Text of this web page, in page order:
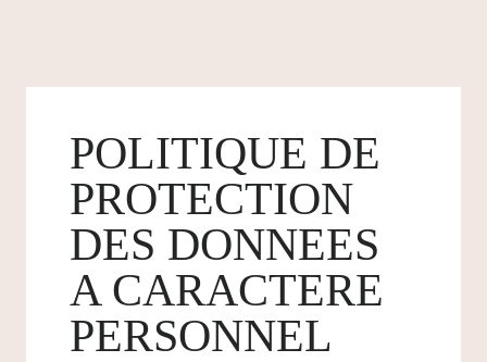
POLITIQUE DE
PROTECTION
DES DONNEES
A CARACTERE
PERSONNEL